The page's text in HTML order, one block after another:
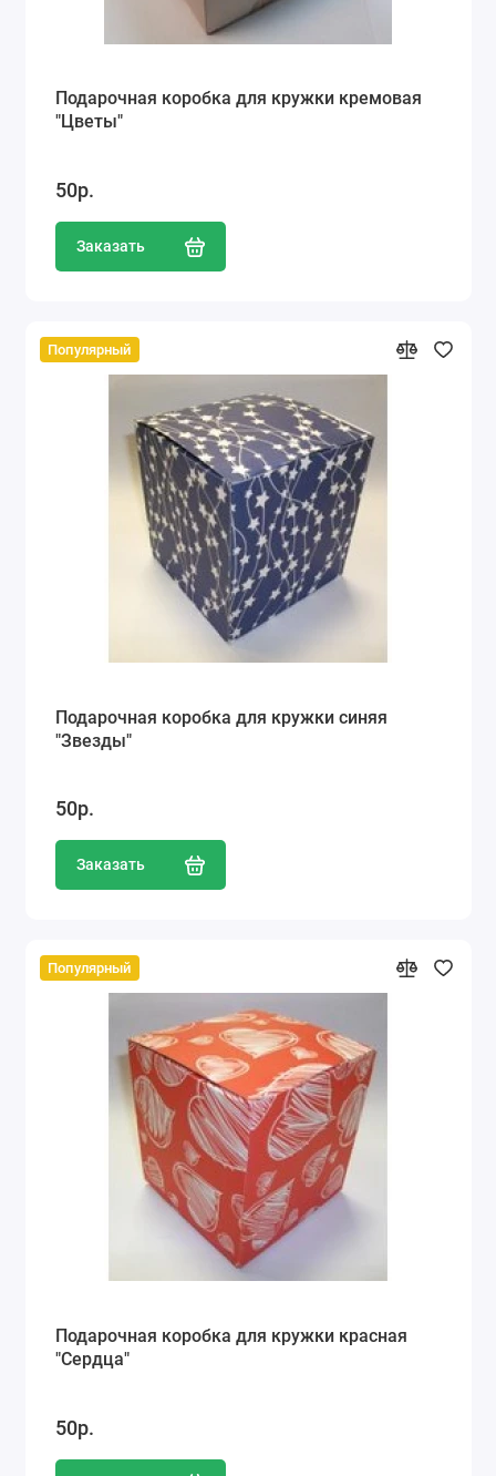
Подарочная коробка для кружки кремовая
"Цветы"
50р.
Заказать
Популярный
Подарочная коробка для кружки синяя
"Звезды"
50р.
Заказать
Популярный
Подарочная коробка для кружки красная
"Сердца"
50р.